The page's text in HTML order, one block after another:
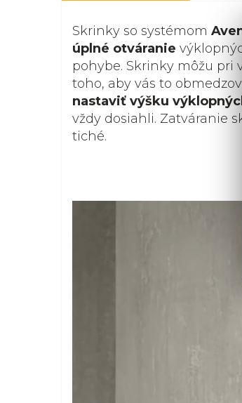
Skrinky so systémom
úplné otváranie
pohybe. Skrinky môžu pri
toho, aby vás to
nastaviť výšku
vždy dosiahli. Zatváranie
tiché.